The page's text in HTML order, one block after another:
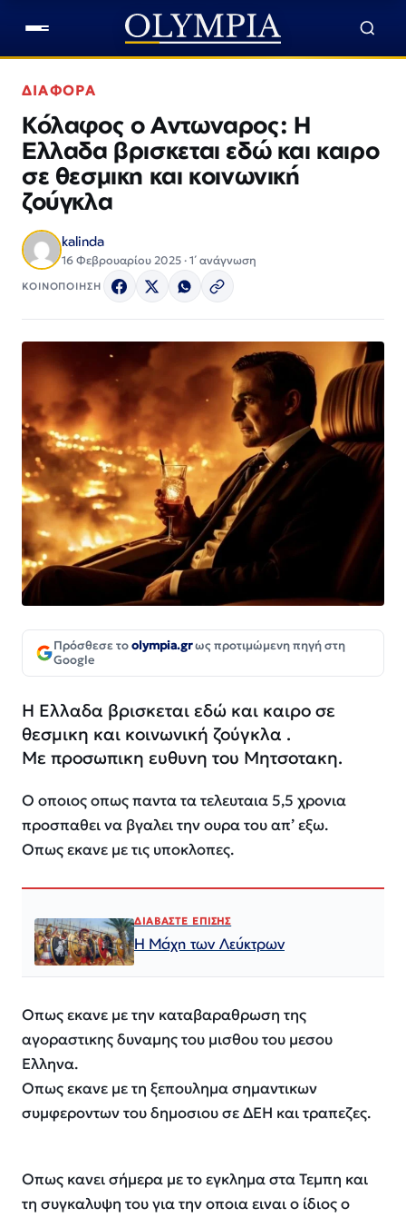
ΔΙΑΦΟΡΑ
Κόλαφος ο Αντωναρος: Η
Ελλαδα βρισκεται εδώ και καιρο
σε θεσμικη και κοινωνική
ζούγκλα
kalinda
16 Φεβρουαρίου 2025 · 1΄ ανάγνωση
ΚΟΙΝΟΠΟΙΗΣΗ
Πρόσθεσε τοolympia.grως προτιμώμενη πηγή στη
Google
Η Ελλαδα βρισκεται εδώ και καιρο σε
θεσμικη και κοινωνική ζούγκλα .
Με προσωπικη ευθυνη του Μητσοτακη.
O οποιος οπως παντα τα τελευταια 5,5 χρονια
προσπαθει να βγαλει την ουρα του απ’ εξω.
Οπως εκανε με τις υποκλοπες.
ΔΙΑΒΑΣΤΕ ΕΠΙΣΗΣ
Η Μάχη των Λεύκτρων
Οπως εκανε με την καταβαραθρωση της
αγοραστικης δυναμης του μισθου του μεσου
Ελληνα.
Οπως εκανε με τη ξεπουλημα σημαντικων
συμφεροντων του δημοσιου σε ΔΕΗ και τραπεζες.
Οπως κανει σήμερα με το εγκλημα στα Τεμπη και
τη συγκαλυψη του για την οποια ειναι ο ίδιος ο